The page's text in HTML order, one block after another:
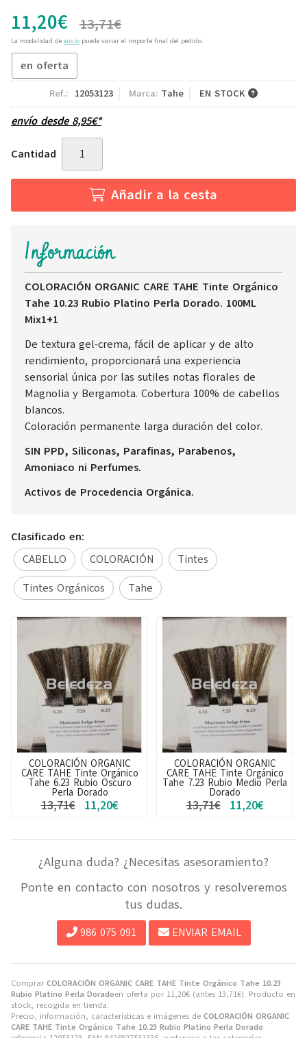
11,20€ 13,71€
La modalidad de envío puede variar el importe final del pedido.
en oferta
Ref.: 12053123 Marca: Tahe EN STOCK
envío desde 8,95€*
Cantidad
Añadir a la cesta
Comprar COLORACIÓN ORGANIC CARE TAHE Tinte Orgánico Tahe 10.23
Rubio Platino Perla Doradoen oferta por 11,20€ (antes 13,71€). Producto en
stock, recogida en tienda.
Precio, información, características e imágenes de COLORACIÓN ORGANIC
CARE TAHE Tinte Orgánico Tahe 10.23 Rubio Platino Perla Dorado
Información
COLORACIÓN ORGANIC CARE TAHE Tinte Orgánico
Tahe 10.23 Rubio Platino Perla Dorado. 100ML
Mix1+1
De textura gel-crema, fácil de aplicar y de alto
rendimiento, proporcionará una experiencia
sensorial única por las sutiles notas florales de
Magnolia y Bergamota. Cobertura 100% de cabellos
blancos.
Coloración permanente larga duración del color.
SIN PPD, Siliconas, Parafinas, Parabenos,
Amoniaco ni Perfumes.
Activos de Procedencia Orgánica.
Clasificado en:
CABELLO
COLORACIÓN
Tintes
Tintes Orgánicos
Tahe
COLORACIÓN ORGANIC
CARE TAHE Tinte Orgánico
Tahe 7.23 Rubio Medio Perla
Dorado
13,71€ 11,20€
COLORACIÓN ORGANIC
CARE TAHE Tinte Orgánico
Tahe 8.13 Rubio Claro
Ceniza Dorado
13,71€ 11,20€
¿Alguna duda? ¿Necesitas asesoramiento?
Ponte en contacto con nosotros y resolveremos
tus dudas.
986 075 091 ENVIAR EMAIL